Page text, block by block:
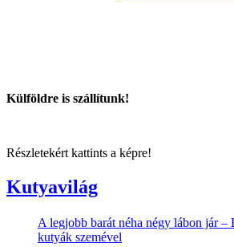
Külföldre is szállítunk!
Részletekért kattints a képre!
Kutyavilág
A legjobb barát néha négy lábon jár –
kutyák szemével